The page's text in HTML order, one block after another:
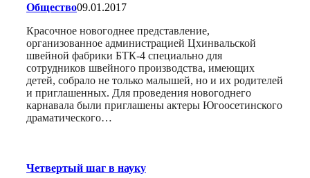
Общество09.01.2017
Красочное новогоднее представление,
организованное администрацией Цхинвальской
швейной фабрики БТК-4 специально для
сотрудников швейного производства, имеющих
детей, собрало не только малышей, но и их родителей
и приглашенных. Для проведения новогоднего
карнавала были приглашены актеры Югоосетинского
драматического…
Четвертый шаг в науку